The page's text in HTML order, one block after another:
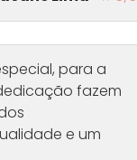
para a
fazem
e um